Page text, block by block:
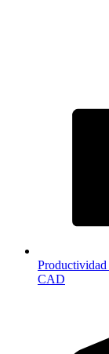
Productividad
CAD